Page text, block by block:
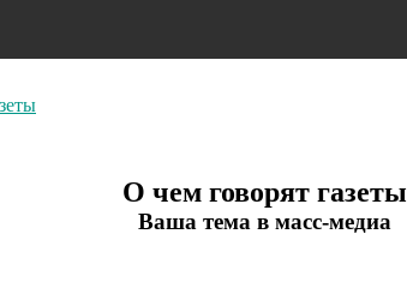
О чем говорят газеты
Ваша тема в масс-медиа